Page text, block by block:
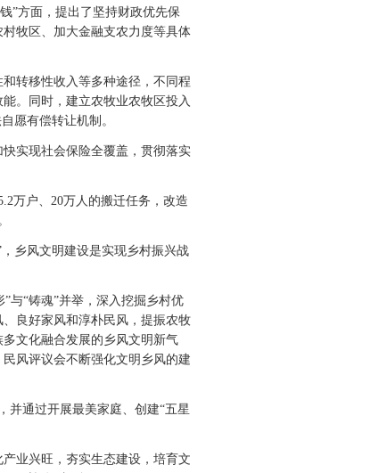
”方面，提出了坚持财政优先保
牧区、加大金融支农力度等具体
转移性收入等多种途径，不同程
。同时，建立农牧业农牧区投入
愿有偿转让机制。
实现社会保险全覆盖，贯彻落实
万户、20万人的搬迁任务，改造
乡风文明建设是实现乡村振兴战
“铸魂”并举，深入挖掘乡村优
良好家风和淳朴民风，提振农牧
文化融合发展的乡风文明新气
风评议会不断强化文明乡风的建
通过开展最美家庭、创建“五星
业兴旺，夯实生态建设，培育文